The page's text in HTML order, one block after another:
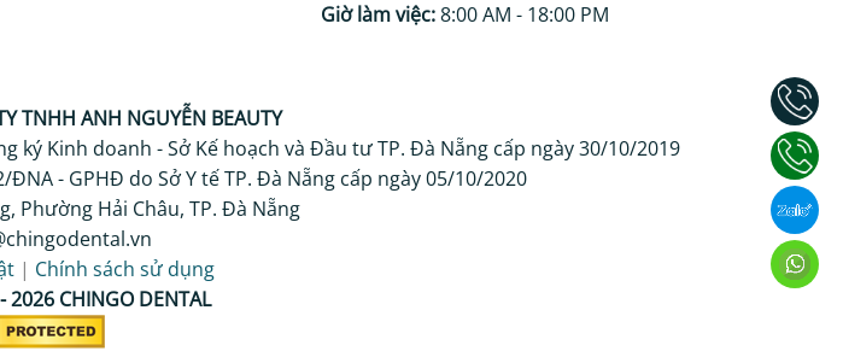
Giờ làm việc:8:00 AM - 18:00 PM
TNHH ANH NGUYỄN BEAUTY
Kinh doanh - Sở Kế hoạch và Đầu tư TP. Đà Nẵng cấp ngày 30/10/2019
- GPHĐ do Sở Y tế TP. Đà Nẵng cấp ngày 05/10/2020
Phường Hải Châu, TP. Đà Nẵng
| Chính sách sử dụng
CHINGO DENTAL